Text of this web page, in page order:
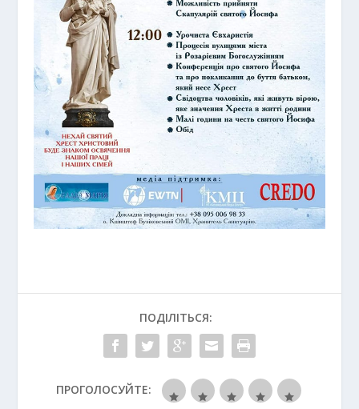
ПОДІЛІТЬСЯ:
ПРОГОЛОСУЙТЕ: